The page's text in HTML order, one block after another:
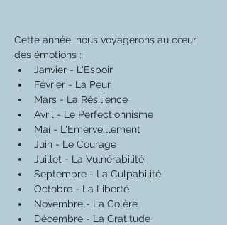
Cette année, nous voyagerons au cœur
des émotions :
Janvier - L'Espoir
Février - La Peur
Mars - La Résilience
Avril - Le Perfectionnisme
Mai - L'Emerveillement
Juin - Le Courage
Juillet - La Vulnérabilité
Septembre - La Culpabilité
Octobre - La Liberté
Novembre - La Colère
Décembre - La Gratitude